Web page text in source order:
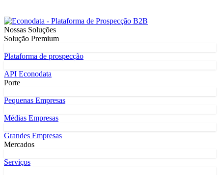
Nossas Soluções
Solução Premium
Plataforma de prospecção
API Econodata
Porte
Pequenas Empresas
Médias Empresas
Grandes Empresas
Mercados
Serviços